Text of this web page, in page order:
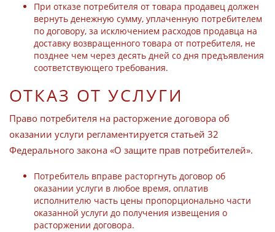
При отказе потребителя от товара продавец должен
вернуть денежную сумму, уплаченную потребителем
по договору, за исключением расходов продавца на
доставку возвращенного товара от потребителя, не
позднее чем через десять дней со дня предъявления
соответствующего требования.
ОТКАЗ ОТ УСЛУГИ
Право потребителя на расторжение договора об
оказании услуги регламентируется статьей 32
Федерального закона «О защите прав потребителей».
Потребитель вправе расторгнуть договор об
оказании услуги в любое время, оплатив
исполнителю часть цены пропорционально части
оказанной услуги до получения извещения о
расторжении договора.